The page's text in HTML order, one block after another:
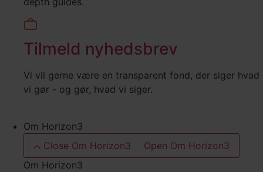
Tilmeld nyhedsbrev
Vi vil gerne være en transparent fond, der siger hvad
vi gør - og gør, hvad vi siger.
Om Horizon3
Close Om Horizon3
Open Om Horizon3
Om Horizon3